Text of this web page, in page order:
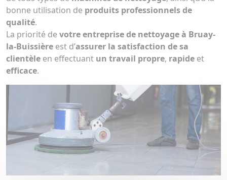
bonne utilisation de produits professionnels de
qualité.
La priorité de votre entreprise de nettoyage à Bruay-
la-Buissière est d’assurer la satisfaction de sa
clientèle en effectuant un travail propre, rapide et
efficace.